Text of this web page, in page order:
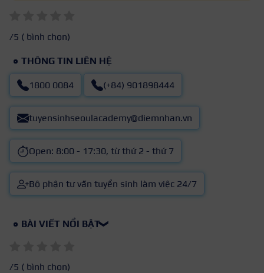
/5 ( bình chọn)
THÔNG TIN LIÊN HỆ
1800 0084 (+84) 901898444
tuyensinhseoulacademy@diemnhan.vn
Open: 8:00 - 17:30, từ thứ 2 - thứ 7
Bộ phận tư vấn tuyển sinh làm việc 24/7
BÀI VIẾT NỔI BẬT❯
/5 ( bình chọn)